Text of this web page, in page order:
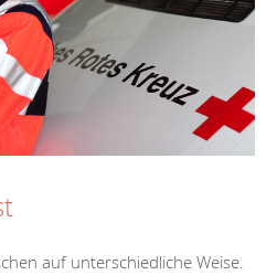
auf unterschiedliche Weise.